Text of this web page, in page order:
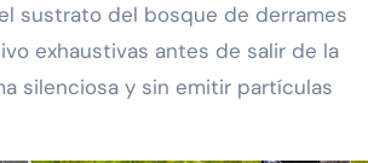
sustrato del bosque de derrames
exhaustivas antes de salir de la
silenciosa y sin emitir partículas